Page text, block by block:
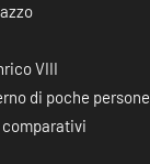
VIII
di poche persone